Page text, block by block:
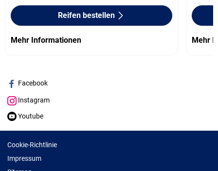
Reifen bestellen
Mehr Informationen Mehr
Facebook
Instagram
Youtube
Cookie-Richtlinie
Impressum